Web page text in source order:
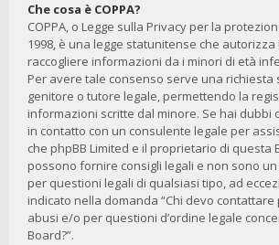
Che cosa è COPPA?
COPPA, o Legge sulla Privacy per la
1998, è una legge statunitense che autorizza
raccogliere informazioni da i minori di età
Per avere tale consenso serve una richiesta
genitore o tutore legale, permettendo la
informazioni scritte dal minore. Se hai dubbi
in contatto con un consulente legale per
che phpBB Limited e il proprietario di questa
possono fornire consigli legali e non sono
per questioni legali di qualsiasi tipo, ad
indicato nella domanda “Chi devo
abusi e/o per questioni d’ordine legale
Board?”.